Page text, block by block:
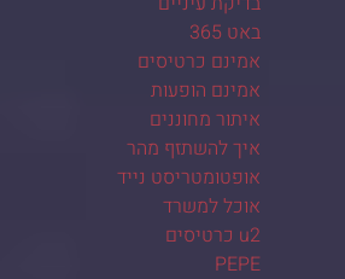
באט 365
אמינם כרטיסים
אמינם הופעות
איתור מחוננים
איך להשתזף מהר
אופטומטריסט נייד
אוכל למשרד
u2 כרטיסים
PEPE